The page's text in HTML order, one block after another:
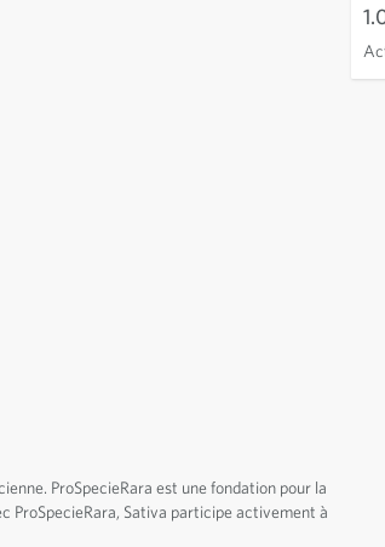
ProSpecieRara est une fondation pour la
ProSpecieRara, Sativa participe activement à